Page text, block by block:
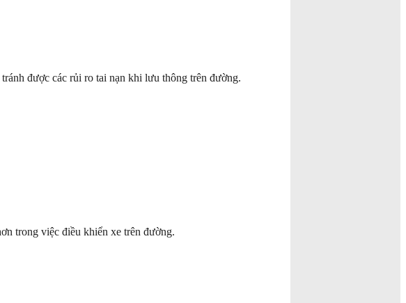
được các rủi ro tai nạn khi lưu thông trên đường.
trong việc điều khiển xe trên đường.